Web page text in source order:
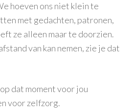
hoeven ons niet klein te
met gedachten, patronen,
ze alleen maar te doorzien.
van kan nemen, zie je dat
dat moment voor jou
voor zelfzorg.